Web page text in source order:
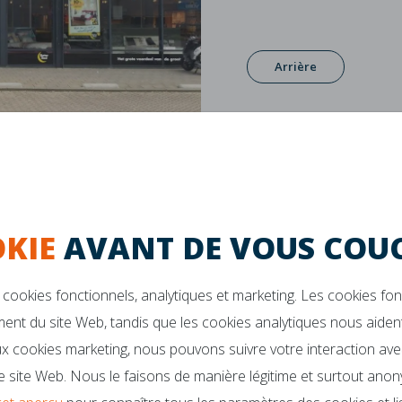
AVANT DE VOUS
fonctionnels, analytiques et marketing. Les cookies
du site Web, tandis que les cookies analytiques nous
cookies marketing, nous pouvons suivre votre interaction
site Web. Nous le faisons de manière légitime et surtout
Arrière
Garantie de 10 ans La durabilité